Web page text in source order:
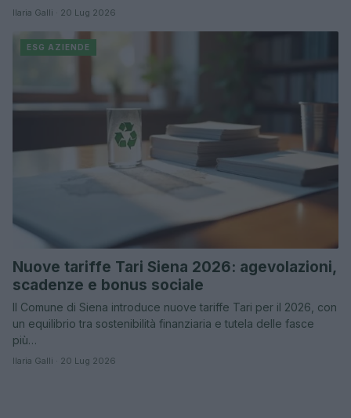
Ilaria Galli · 20 Lug 2026
ESG AZIENDE
Nuove tariffe Tari Siena 2026: agevolazioni,
scadenze e bonus sociale
Il Comune di Siena introduce nuove tariffe Tari per il 2026, con
un equilibrio tra sostenibilità finanziaria e tutela delle fasce
più…
Ilaria Galli · 20 Lug 2026